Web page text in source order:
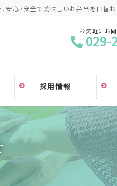
心・安全で美味しいお弁当を日替わ
お気軽にお
029-
採用情報